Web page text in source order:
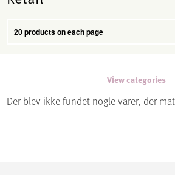
View categories
Der blev ikke fundet nogle varer, der